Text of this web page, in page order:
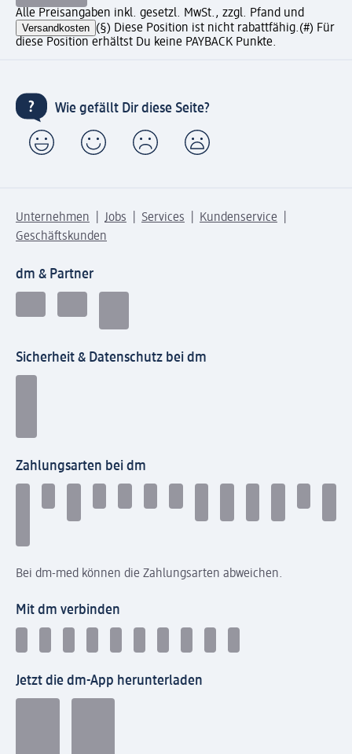
Alle Preisangaben inkl. gesetzl. MwSt., zzgl. Pfand und
Versandkosten (§) Diese Position ist nicht rabattfähig.(#) Für
diese Position erhältst Du keine PAYBACK Punkte.
Wie gefällt Dir diese Seite?
Unternehmen Jobs Services
Kundenservice
Geschäftskunden
dm & Partner
Sicherheit & Datenschutz bei dm
Zahlungsarten bei dm
Bei dm-med können die Zahlungsarten abweichen.
Mit dm verbinden
Jetzt die dm-App herunterladen